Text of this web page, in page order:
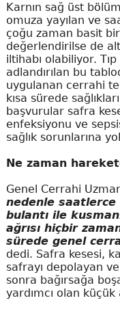
Karnın sağ üst
omuza yayılan ve
çoğu zaman basit bir
değerlendirilse de
iltihabı olabiliyor.
adlandırılan bu
uygulanan cerrahi
kısa sürede
başvurular safra
enfeksiyonu ve
sağlık sorunlarına
Ne zaman
Genel Cerrahi
nedenle
bulantı ile
ağrısı hiçbir
sürede genel
dedi. Safra kesesi,
safrayı depolayan
sonra bağırsağa
yardımcı olan